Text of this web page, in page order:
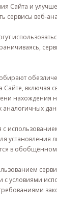
Сайта и
сервисы веб-
Сайте, включая
нахождения
аналогичных
установления
в
с условиями